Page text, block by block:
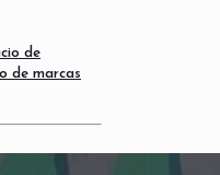
de
de marcas